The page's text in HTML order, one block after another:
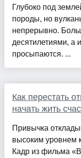
Глубоко под
породы, но
непрерывно.
десятилетиями, а
просыпаются. ...
Как перестать
начать жить
Привычка
высоким уровнем
Кадр из фильма